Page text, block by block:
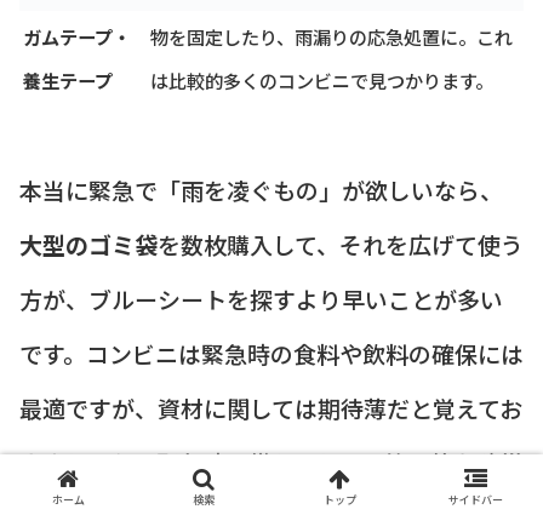
ガムテープ・
養生テープ
物を固定したり、雨漏りの応急処置に。これ
は比較的多くのコンビニで見つかります。
本当に緊急で「雨を凌ぐもの」が欲しいなら、
大型のゴミ袋を数枚購入して、それを広げて使う
方が、ブルーシートを探すより早いことが多い
です。コンビニは緊急時の食料や飲料の確保には
最適ですが、資材に関しては期待薄だと覚えてお
きましょう。緊急時の備えとして、簡易的な防災
ホーム 検索 トップ サイドバー